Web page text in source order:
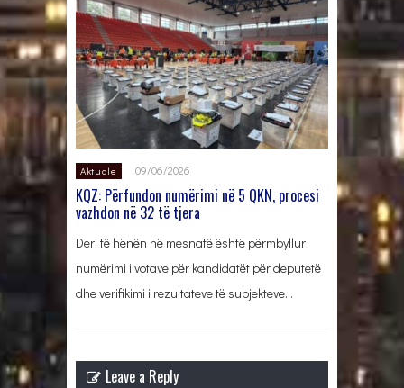
Aktuale 09/06/2026
KQZ: Përfundon numërimi në 5 QKN, procesi
vazhdon në 32 të tjera
Deri të hënën në mesnatë është përmbyllur
numërimi i votave për kandidatët për deputetë
dhe verifikimi i rezultateve të subjekteve…
Leave a Reply